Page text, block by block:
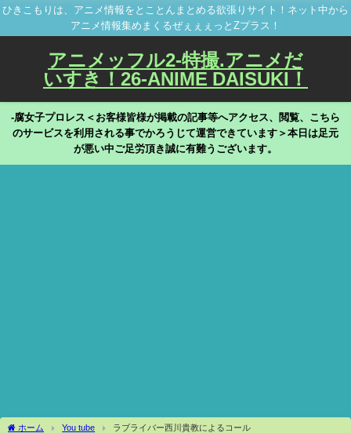
ひきこもりは、アニメ情報をとことんまとめる欲張りサイト！ネット中から
アニメ情報集めまくるぜぇぇぇっとZプラス！
アニメッフル2-特撮.アニメだ
いすき！26-ANIME DAISUKI！
-腐女子プロレス＜お客様皆様が掲載の記事等へアクセス、閲覧、こちら
のサービスを利用される事でかろうじて運営できています＞本日は足元
が悪い中ご足労頂き誠に有難うございます。
ホーム You tube ラブライバー西川貴教によるコール